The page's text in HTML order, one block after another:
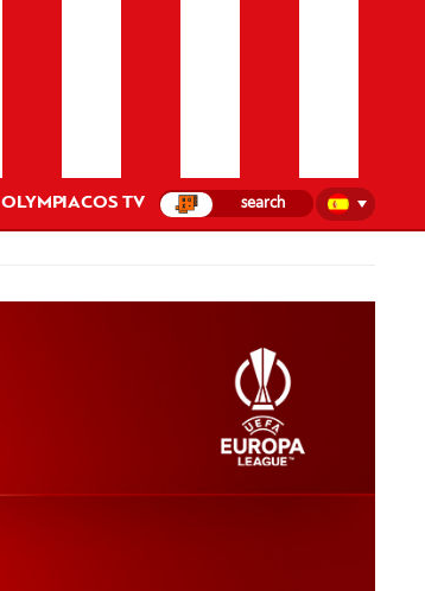
OLYMPIACOS TV